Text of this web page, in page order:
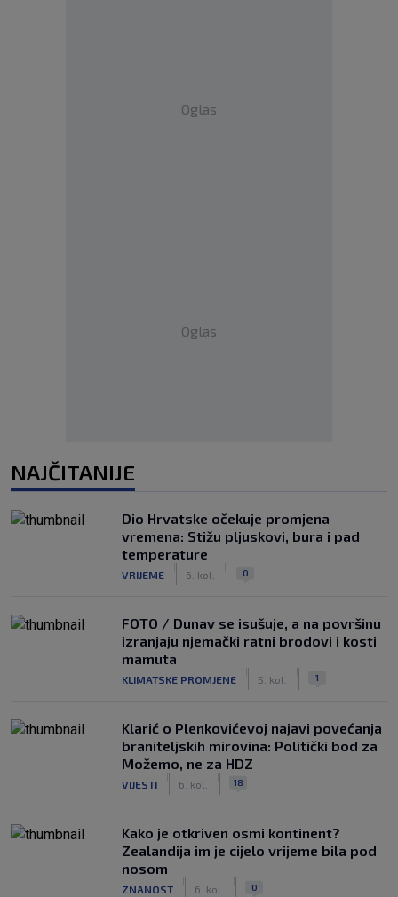
Oglas
Oglas
NAJČITANIJE
Dio Hrvatske očekuje promjena
vremena: Stižu pljuskovi, bura i pad
temperature
VRIJEME 6. kol. 0
FOTO / Dunav se isušuje, a na površinu
izranjaju njemački ratni brodovi i kosti
mamuta
KLIMATSKE PROMJENE 5. kol. 1
Klarić o Plenkovićevoj najavi povećanja
braniteljskih mirovina: Politički bod za
Možemo, ne za HDZ
VIJESTI 6. kol. 18
Kako je otkriven osmi kontinent?
Zealandija im je cijelo vrijeme bila pod
nosom
ZNANOST 6. kol. 0